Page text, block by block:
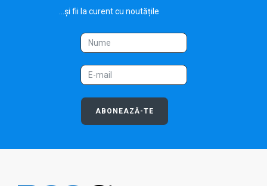
...și fii la curent cu noutățile
ABONEAZĂ-TE